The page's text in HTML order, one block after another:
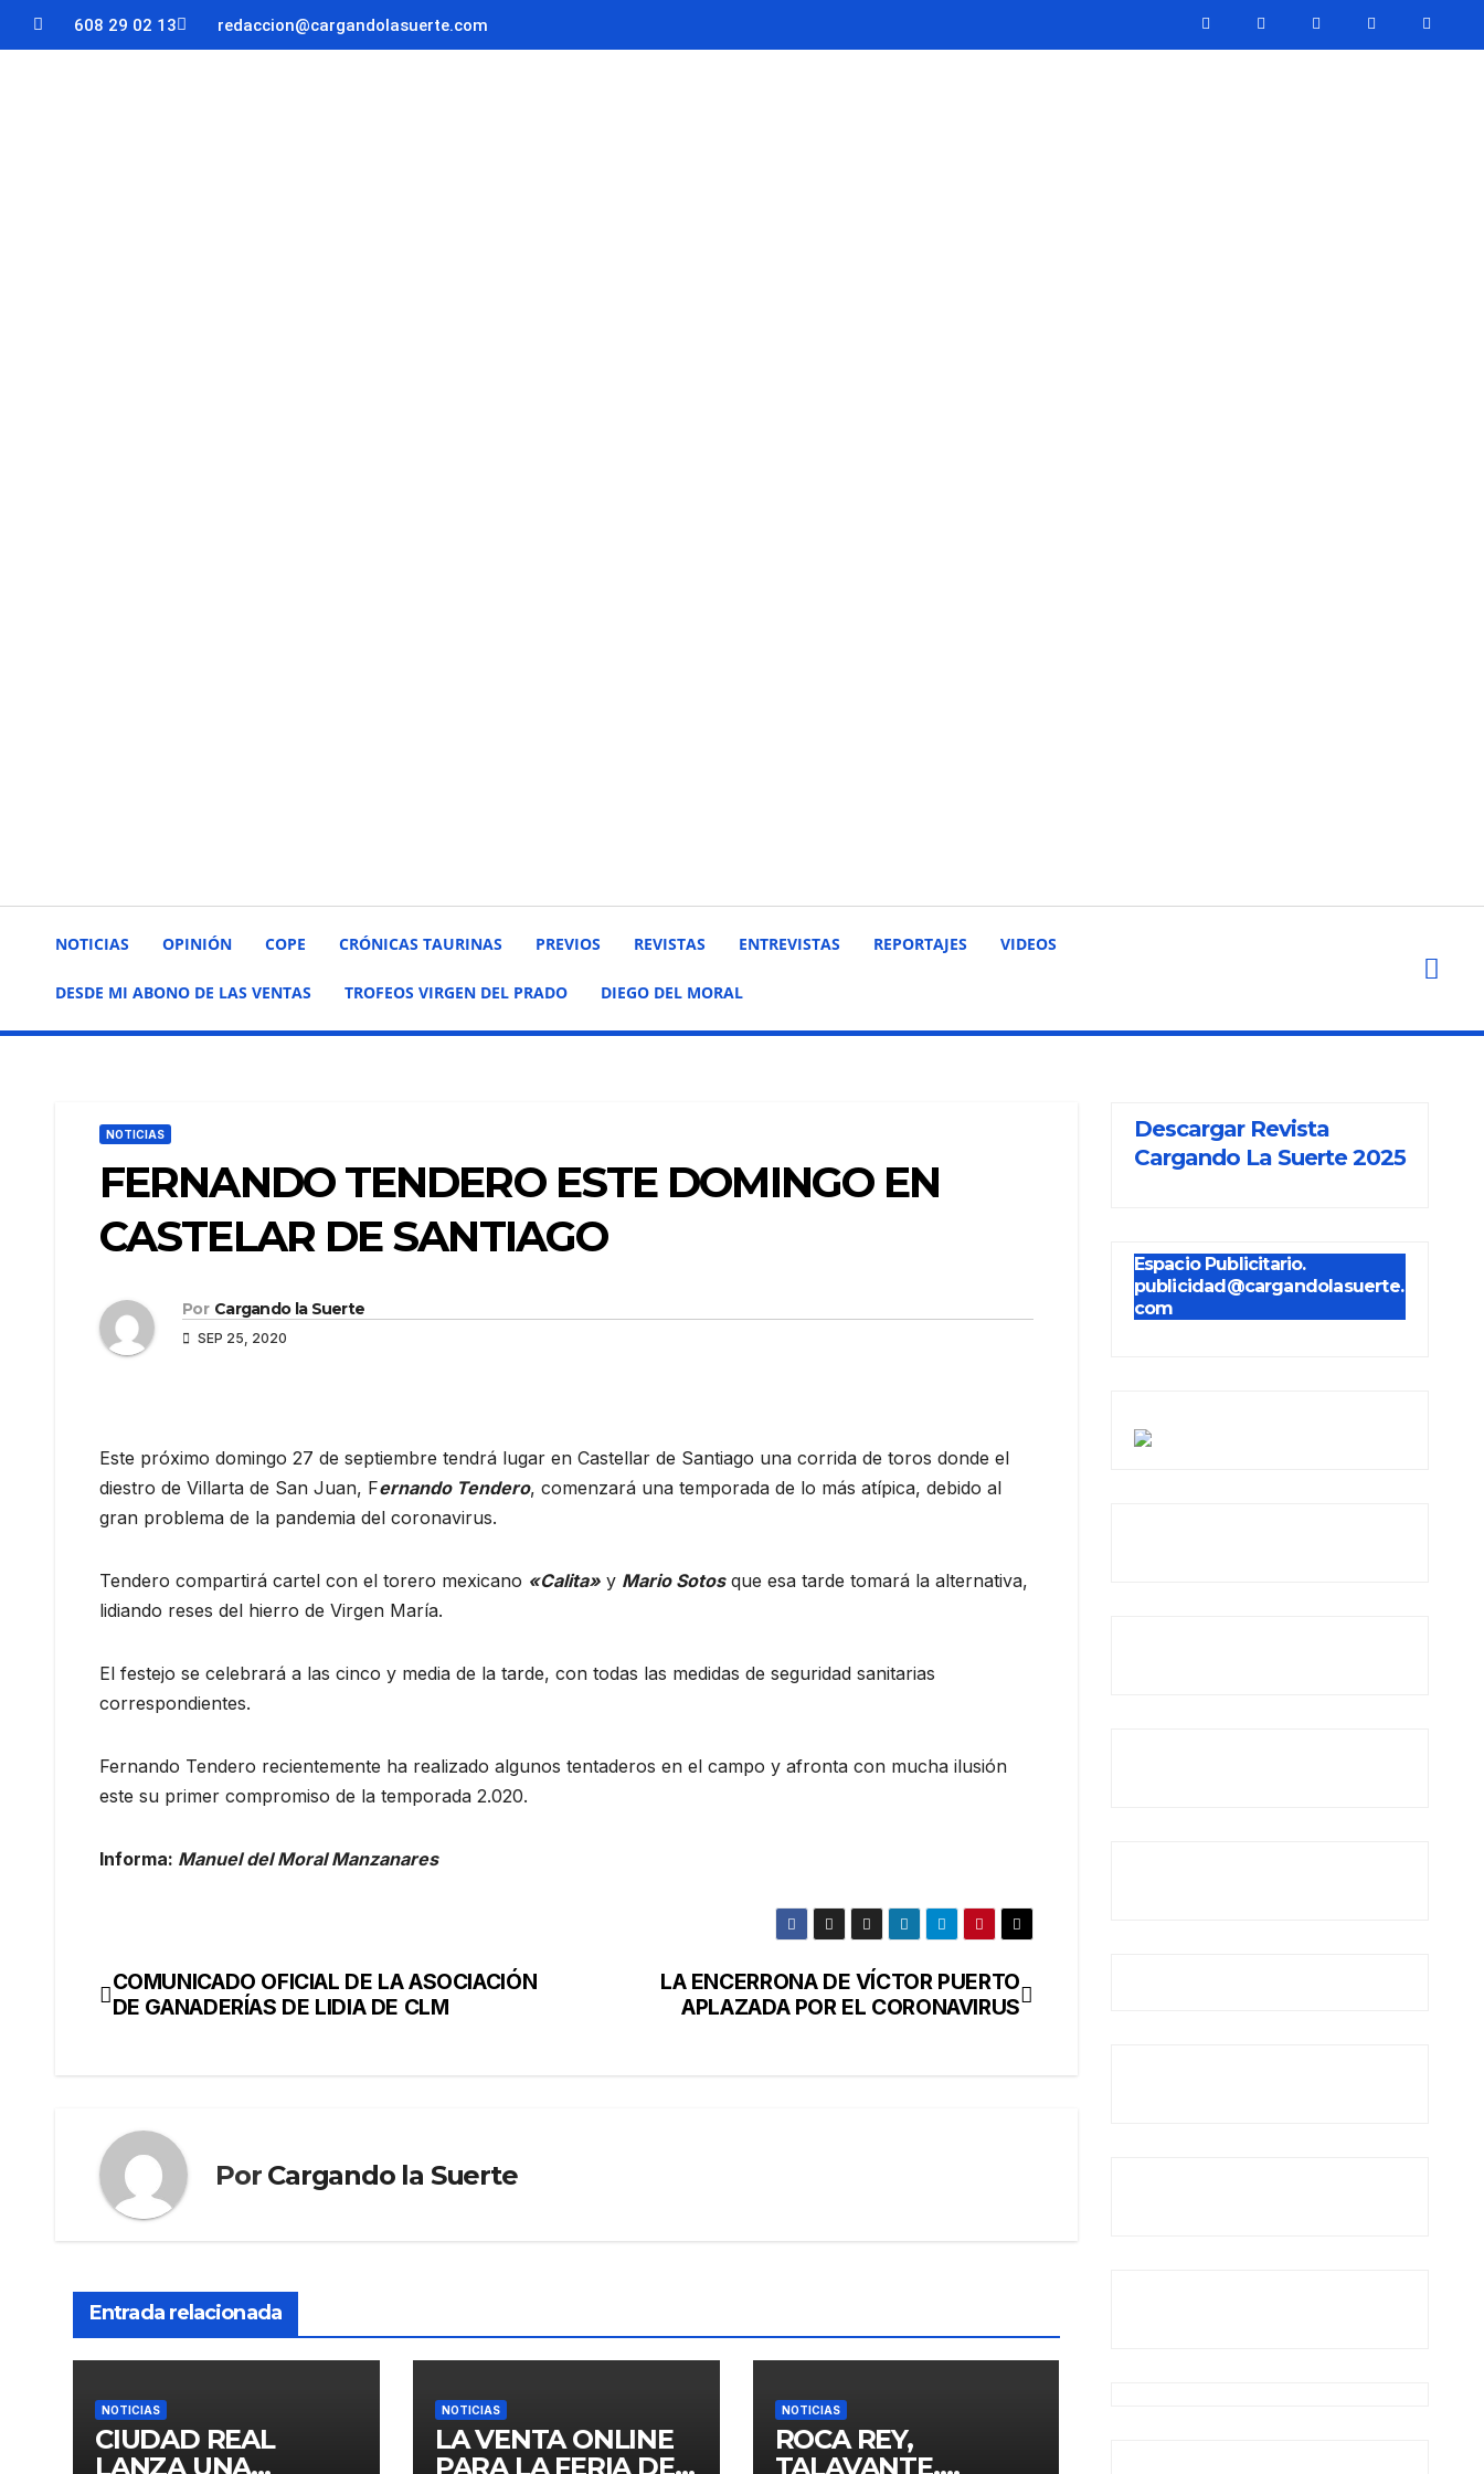
608 29 02 13 redaccion@cargandolasuerte.com
NOTICIAS OPINIÓN COPE CRÓNICAS TAURINAS PREVIOS REVISTAS ENTREVISTAS REPORTAJES VIDEOS
DESDE MI ABONO DE LAS VENTAS TROFEOS VIRGEN DEL PRADO DIEGO DEL MORAL
NOTICIAS
FERNANDO TENDERO ESTE DOMINGO EN
CASTELAR DE SANTIAGO
Por Cargando la Suerte
SEP 25, 2020
Este próximo domingo 27 de septiembre tendrá lugar en Castellar de Santiago una corrida de toros donde el
diestro de Villarta de San Juan, Fernando Tendero, comenzará una temporada de lo más atípica, debido al
gran problema de la pandemia del coronavirus.
Tendero compartirá cartel con el torero mexicano «Calita» y Mario Sotosque esa tarde tomará la alternativa,
lidiando reses del hierro de Virgen María.
El festejo se celebrará a las cinco y media de la tarde, con todas las medidas de seguridad sanitarias
correspondientes.
Fernando Tendero recientemente ha realizado algunos tentaderos en el campo y afronta con mucha ilusión
este su primer compromiso de la temporada 2.020.
Informa: Manuel del Moral Manzanares
LA ENCERRONA DE VÍCTOR PUERTO
APLAZADA POR EL CORONAVIRUS
COMUNICADO OFICIAL DE LA ASOCIACIÓN
DE GANADERÍAS DE LIDIA DE CLM
Por Cargando la Suerte
Entrada relacionada
NOTICIAS
CIUDAD REAL
LANZA UNA
NOTICIAS
LA VENTA ONLINE
PARA LA FERIA DE
NOTICIAS
ROCA REY,
TALAVANTE,
Descargar Revista
Cargando La Suerte 2025
Espacio Publicitario.
publicidad@cargandolasuerte.
com